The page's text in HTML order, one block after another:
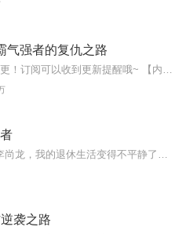
气强者的复仇之路
袭之路